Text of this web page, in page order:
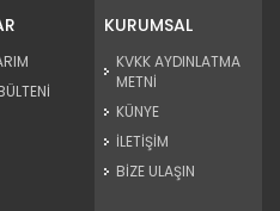
KURUMSAL
KVKK AYDINLATMA
METNİ
KÜNYE
İLETİŞİM
BİZE ULAŞIN